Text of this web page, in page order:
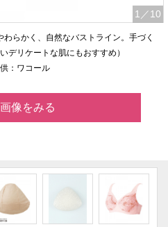
1 ／10
らかく、自然なバストライン。手づく
デリケートな肌にもおすすめ）
：ワコール
像をみる